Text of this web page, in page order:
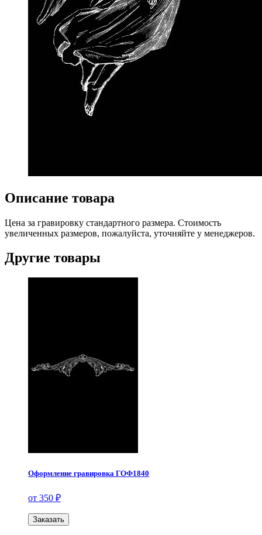
Описание товара
Цена за гравировку стандартного размера. Стоимость
увеличенных размеров, пожалуйста, уточняйте у менеджеров.
Другие товары
Оформление гравировка ГОФ1840
от 350 ₽
Заказать